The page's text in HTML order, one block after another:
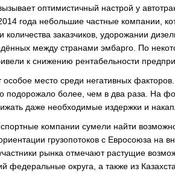
оптимистичный настрой у
года небольшие частные компании,
заказчиков, удорожании
между странами эмбарго. По
к снижению рентабельности
место среди негативных
подорожало более, чем в два раза. На
даже необходимые издержки и
компании сумели найти
грузопотоков с Евросоюза
рынка отмечают растущие
федеральные округа, а также из